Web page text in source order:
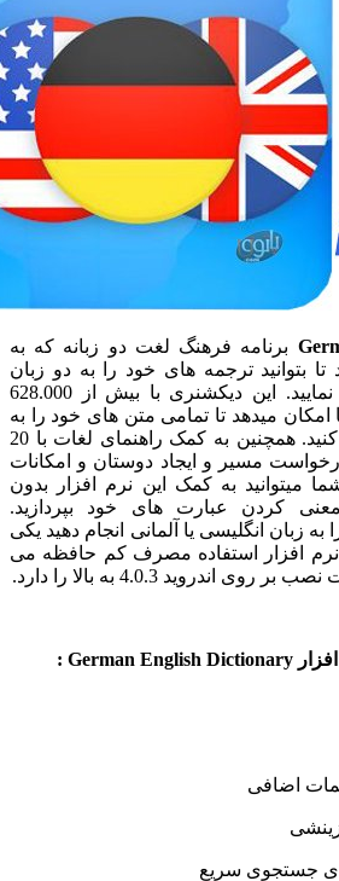
فرهنگ لغت دو زبانه که به
ترجمه های خود را به دو زبان
آلمانی و انگلیسی تلفظ نمایید. این دیکشنری با بیش از 628.000
تا تمامی متن های خود را به
دو زبان نام برده ترجمه کنید. همچنین به کمک راهنمای لغات با 20
مسیر و ایجاد دوستان و امکانات
به کمک این نرم افزار بدون
عبارت های خود بپردازید.
یا آلمانی انجام دهید یکی
استفاده مصرف کم حافظه می
به بالا را دارد.
سریع